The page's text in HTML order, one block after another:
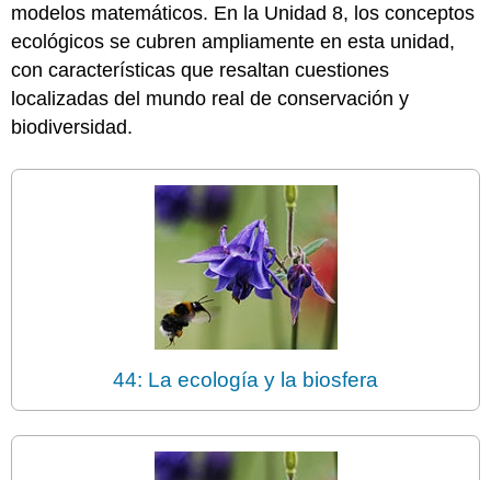
modelos matemáticos. En la Unidad 8, los conceptos
ecológicos se cubren ampliamente en esta unidad,
con características que resaltan cuestiones
localizadas del mundo real de conservación y
biodiversidad.
44: La ecología y la biosfera